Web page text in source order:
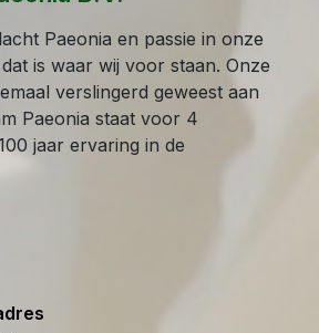
Paeonia en passie in onze
is waar wij voor staan. Onze
verslingerd geweest aan
Paeonia staat voor 4
jaar ervaring in de